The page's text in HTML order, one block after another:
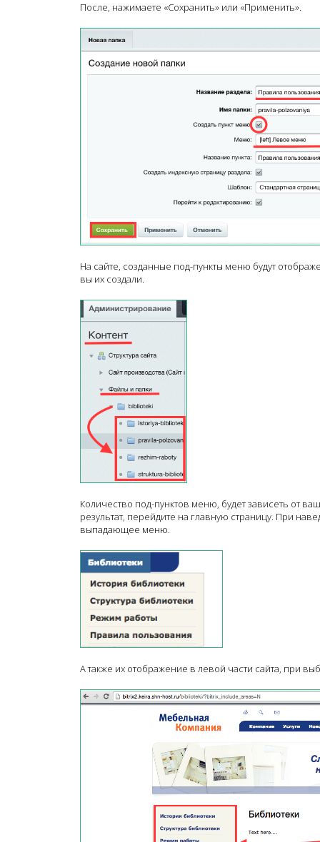
После, нажимаете «Сохранить» или «Применить».
На сайте, созданные под-пункты меню будут
вы их создали.
Количество под-пунктов меню, будет зависеть от
результат, перейдите на главную страницу. При
выпадающее меню.
А также их отображение в левой части сайта, при